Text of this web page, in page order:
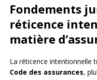
Fondements
réticence
matière
La réticence intentionnelle
Code des assurances,